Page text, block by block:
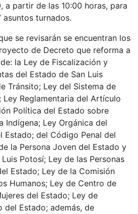
, a partir de las 10:00 horas, para
turnados.
se revisarán se encuentran los
de Decreto que reforma a
la Ley de Fiscalización y
del Estado de San Luis
Tránsito; Ley del Sistema de
Ley Reglamentaria del Artículo
Política del Estado sobre
Indígena; Ley Orgánica del
Estado; del Código Penal del
la Persona Joven del Estado y
Potosí; Ley de las Personas
Estado; Ley de la Comisión
Humanos; Ley de Centro de
del Estado; Ley de
del Estado; además, de